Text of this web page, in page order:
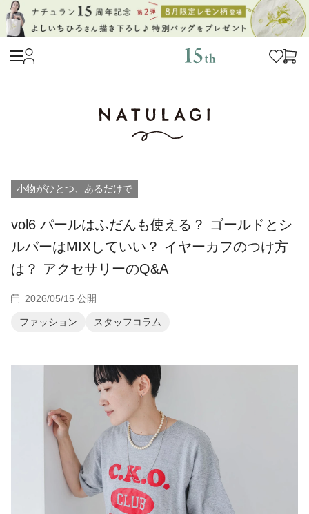
小物がひとつ、あるだけで
vol6 パールはふだんも使える？ ゴールドとシ
ルバーはMIXしていい？ イヤーカフのつけ方
は？ アクセサリーのQ&A
2026/05/15 公開
ファッション スタッフコラム